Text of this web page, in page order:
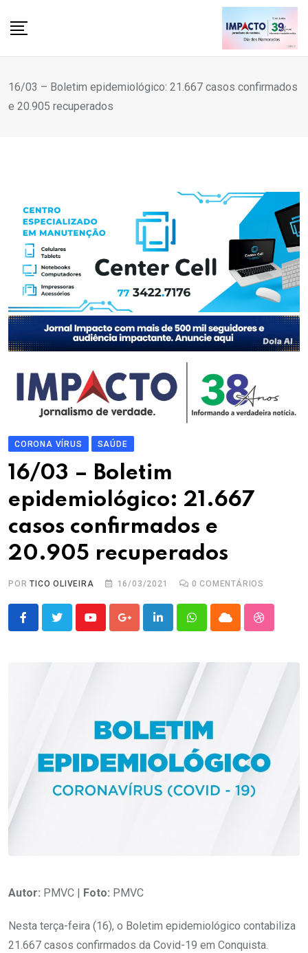
16/03 – Boletim epidemiológico: 21.667 casos confirmados
e 20.905 recuperados
CORONA VÍRUS SAÚDE
16/03 – Boletim
epidemiológico: 21.667
casos confirmados e
20.905 recuperados
PORTICO OLIVEIRA 16/03/2021 0 COMENTÁRIOS
YoutubeGoogle+LinkedInWhatsappCloud
Autor: PMVC | Foto: PMVC
Nesta terça-feira (16), o Boletim epidemiológico contabiliza
21.667 casos confirmados da Covid-19 em Conquista.